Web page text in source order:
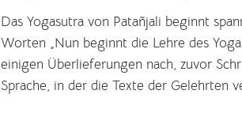
Das Yogasutra von Patañjali beginnt
Worten „Nun beginnt die Lehre des
einigen Überlieferungen nach, zuvor
Sprache, in der die Texte der Gelehrten